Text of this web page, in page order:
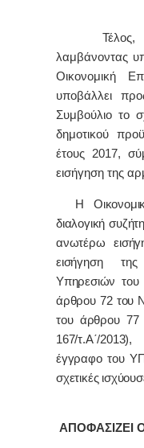
Τέλος, ο
λαμβάνοντας
Οικονομική
υποβάλλει
Συμβούλιο το
δημοτικού
έτους 2017,
εισήγηση της
Η
διαλογική
ανωτέρω
εισήγηση
Υπηρεσιών του
άρθρου 72 του
του άρθρου
167/τ.Α΄/
έγγραφο του
σχετικές